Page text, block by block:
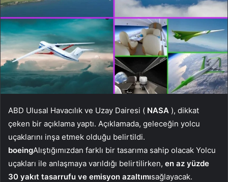
ABD Ulusal Havacılık ve Uzay Dairesi ( NASA ), dikkat
çeken bir açıklama yaptı. Açıklamada, geleceğin yolcu
uçaklarını inşa etmek olduğu belirtildi.
boeingAlıştığımızdan farklı bir tasarıma sahip olacak Yolcu
uçakları ile anlaşmaya varıldığı belirtilirken, en az yüzde
30 yakıt tasarrufu ve emisyon azaltımısağlayacak.